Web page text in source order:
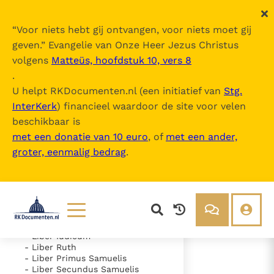
“Voor niets hebt gij ontvangen, voor niets moet gij
geven.” Evangelie van Onze Heer Jezus Christus
volgens Matteüs, hoofdstuk 10, vers 8
.
U helpt RKDocumenten.nl (een initiatief van Stg.
InterKerk) financieel waardoor de site voor velen
beschikbaar is
met een donatie van 10 euro, of met een ander,
groter, eenmalig bedrag.
Lezen
Documenten
Over ons
Nova Vulgata
Inhoudsopgave
uitklappen
- Vetus Testamentum
- Liber Exodus
- Liber Numeri
- Liber Deuteronomii
- Liber Iudicum
- Liber Ruth
- Liber Primus Samuelis
- Liber Secundus Samuelis
- Caput 3